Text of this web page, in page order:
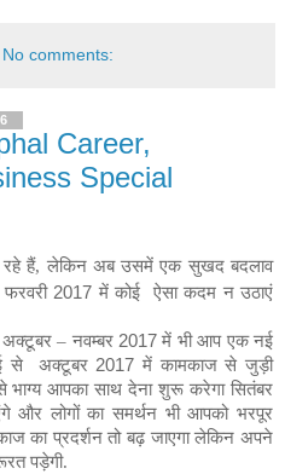
No comments:
Career,
Special
हैं, लेकिन अब उसमें एक सुखद बदलाव
2017 में कोई
ऐसा कदम न उठाएं
– नवम्बर 2017में भी आप एक नई
से
अक्टूबर 2017में कामकाज से जुड़ी
भाग्य आपका साथ देना शुरू करेगा सितंबर
और लोगों का समर्थन भी आपको भरपूर
का प्रदर्शन तो बढ़ जाएगा लेकिन अपने
पड़ेगी.